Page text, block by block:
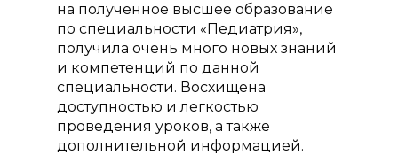
на полученное высшее образование
по специальности «Педиатрия»,
получила очень много новых знаний
и компетенций по данной
специальности. Восхищена
доступностью и легкостью
проведения уроков, а также
дополнительной информацией.